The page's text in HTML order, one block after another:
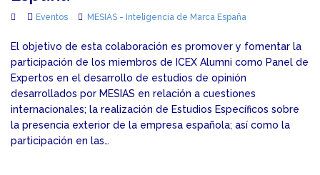
Eventos MESIAS - Inteligencia de Marca España
El objetivo de esta colaboración es promover y fomentar la
participación de los miembros de ICEX Alumni como Panel de
Expertos en el desarrollo de estudios de opinión
desarrollados por MESIAS en relación a cuestiones
internacionales; la realización de Estudios Específicos sobre
la presencia exterior de la empresa española; así como la
participación en las…